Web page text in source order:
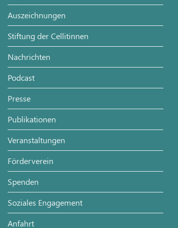
Auszeichnungen
Stiftung der Cellitinnen
Nachrichten
Podcast
Presse
Publikationen
Veranstaltungen
Förderverein
Spenden
Soziales Engagement
Anfahrt